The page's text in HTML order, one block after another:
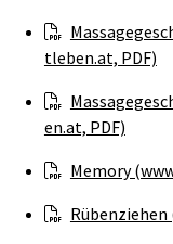
tleben.at, PDF)
en.at, PDF)
Memory